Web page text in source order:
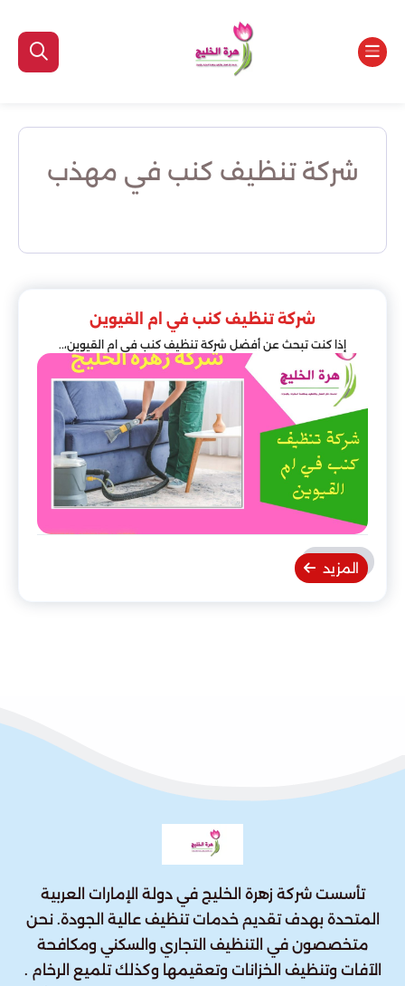
شركة تنظيف كنب في مهذب
شركة تنظيف كنب في ام القيوين
إذا كنت تبحث عن أفضل شركة تنظيف كنب في ام القيوين،..
المزيد
تأسست شركة زهرة الخليج في دولة الإمارات العربية
المتحدة بهدف تقديم خدمات تنظيف عالية الجودة. نحن
متخصصون في التنظيف التجاري والسكني ومكافحة
الآفات وتنظيف الخزانات وتعقيمها وكذلك تلميع الرخام .